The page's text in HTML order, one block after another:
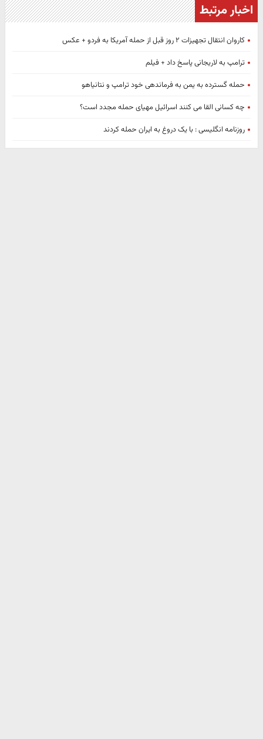
اخبار مرتبط
کاروان انتقال تجهیزات ۲ روز قبل از حمله آمریکا به فردو + عکس
ترامپ به لاریجانی پاسخ داد + فیلم
حمله گسترده به یمن به فرماندهی خود ترامپ و نتانیاهو
چه کسانی القا می کنند اسرائیل مهیای حمله مجدد است؟
روزنامه انگلیسی : با یک دروغ به ایران حمله کردند